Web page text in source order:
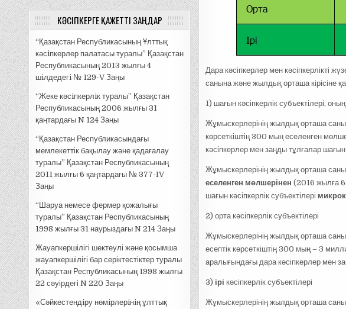
КӘСІПКЕРГЕ ҚАЖЕТТІ ЗАҢДАР
“Қазақстан Республикасының Ұлттық
кәсiпкерлер палатасы туралы” Қазақстан
Республикасының 2013 жылғы 4
шiлдедегi № 129-V Заңы
“Жеке кәсiпкерлiк туралы” Қазақстан
Республикасының 2006 жылғы 31
қаңтардағы N 124 Заңы
“Қазақстан Республикасындағы
мемлекеттік бақылау және қадағалау
туралы” Қазақстан Республикасының
2011 жылғы 6 қаңтардағы № 377-IV
Заңы
“Шаруа немесе фермер қожалығы
туралы” Қазақстан Республикасының
1998 жылғы 31 наурыздағы N 214 Заңы
Жауапкершілігі шектеулі және қосымша
жауапкершілігі бар серіктестіктер туралы
Қазақстан Республикасының 1998 жылғы
22 сәуірдегі N 220 Заңы
«Сәйкестендiру нөмiрлерiнiң ұлттық
Дара кәсіпкерлер мен кәсіпкерлікті
санына және жылдық орташа кірісіне
1) шағын кәсіпкерлік субъектілері,
Жұмыскерлерінің жылдық орташа саны
көрсеткіштің 300 мың еселенген
кәсіпкерлер мен заңды тұлғалар
Жұмыскерлерінің жылдық орташа саны
еселенген мөлшерінен (2016 жылға
шағын кәсіпкерлік субъектілері
2) орта кәсіпкерлік субъектілері
Жұмыскерлерінің жылдық орташа
есептік көрсеткіштің 300 мың – 3
аралығындағы дара кәсіпкерлер мен
3) ірі кәсіпкерлік субъектілері
Жұмыскерлерінің жылдық орташа